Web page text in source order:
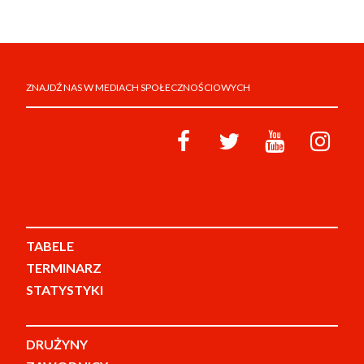
ZNAJDŹ NAS W MEDIACH SPOŁECZNOŚCIOWYCH
TABELE
TERMINARZ
STATYSTYKI
DRUŻYNY